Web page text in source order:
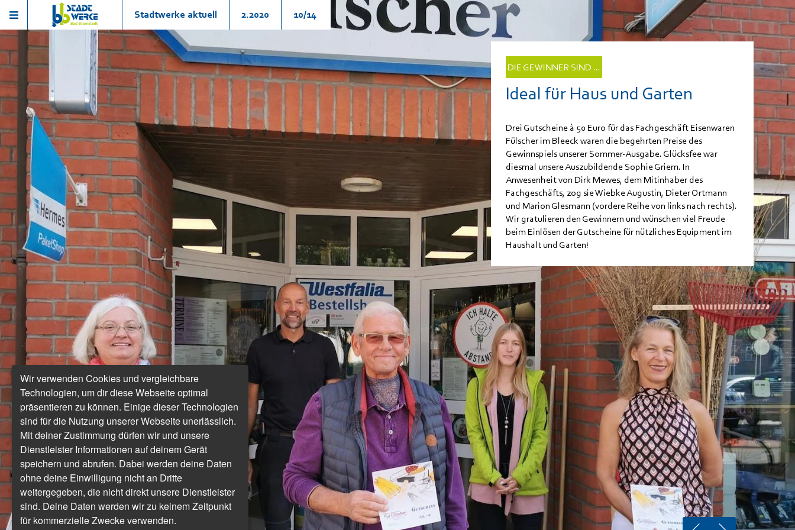
Stadtwerke aktuell 2.2020 10/14
DIE GEWINNER SIND ...
Ideal für Haus und Garten
Drei Gutscheine à 50 Euro für das Fachgeschäft Eisenwaren
Fülscher im Bleeck waren die begehrten Preise des
Gewinnspiels unserer Sommer-Ausgabe. Glücksfee war
diesmal unsere Auszubildende Sophie Griem. In
Anwesenheit von Dirk Mewes, dem Mitinhaber des
Fachgeschäfts, zog sie Wiebke Augustin, Dieter Ortmann
und Marion Glesmann (vordere Reihe von links nach rechts).
Wir gratulieren den Gewinnern und wünschen viel Freude
beim Einlösen der Gutscheine für nützliches Equipment im
Haushalt und Garten!
Wir verwenden Cookies und vergleichbare
Technologien, um dir diese Webseite optimal
präsentieren zu können. Einige dieser Technologien
sind für die Nutzung unserer Webseite unerlässlich.
Mit deiner Zustimmung dürfen wir und unsere
Dienstleister Informationen auf deinem Gerät
speichern und abrufen. Dabei werden deine Daten
ohne deine Einwilligung nicht an Dritte
weitergegeben, die nicht direkt unsere Dienstleister
sind. Deine Daten werden wir zu keinem Zeitpunkt
für kommerzielle Zwecke verwenden.